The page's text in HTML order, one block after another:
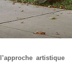
artistique